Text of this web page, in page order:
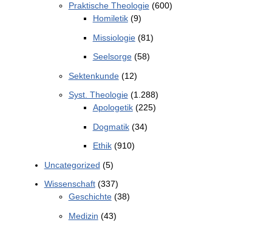
Praktische Theologie(600)
Homiletik(9)
Missiologie(81)
Seelsorge(58)
Sektenkunde(12)
Syst. Theologie(1.288)
Apologetik(225)
Dogmatik(34)
Ethik(910)
Uncategorized (5)
Wissenschaft(337)
Geschichte(38)
Medizin (43)